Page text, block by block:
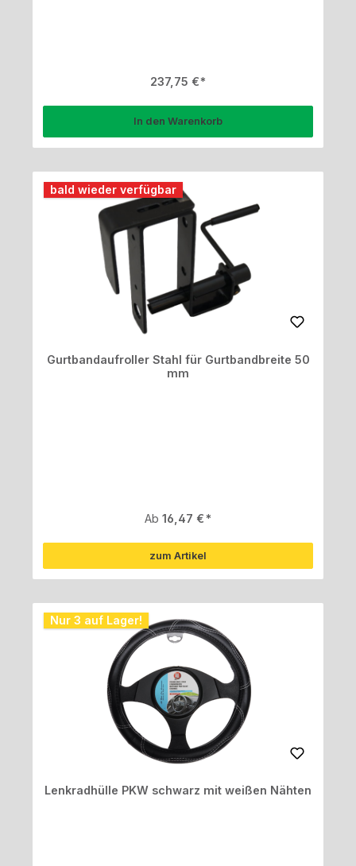
Regulärer Preis:
237,75 €
In den Warenkorb
bald wieder verfügbar
Gurtbandaufroller Stahl für Gurtbandbreite 50
mm
Regulärer Preis:
Ab16,47 €
zum Artikel
Nur 3 auf Lager!
Lenkradhülle PKW schwarz mit weißen Nähten